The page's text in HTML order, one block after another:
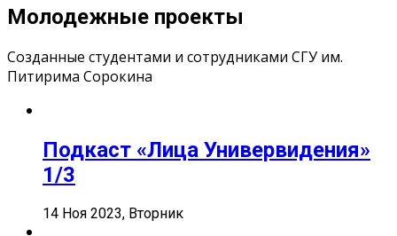
Молодежные проекты
Созданные студентами и сотрудниками СГУ им.
Питирима Сорокина
Подкаст «Лица Универвидения»
1/3
14 Ноя 2023, Вторник